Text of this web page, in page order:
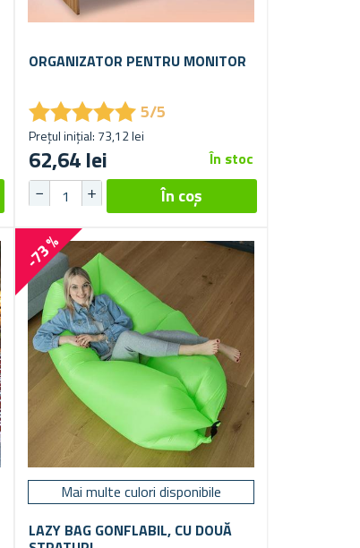
ORGANIZATOR PENTRU MONITOR
★★★★★
★★★★★5/5
Prețul inițial: 73,12 lei
62,64 lei În stoc
-73 %
Mai multe culori disponibile
LAZY BAG GONFLABIL, CU DOUĂ